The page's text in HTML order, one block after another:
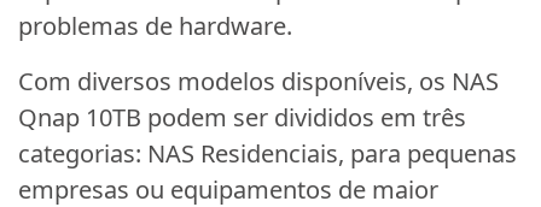
problemas de hardware.
Com diversos modelos disponíveis, os NAS
Qnap 10TB podem ser divididos em três
categorias: NAS Residenciais, para pequenas
empresas ou equipamentos de maior